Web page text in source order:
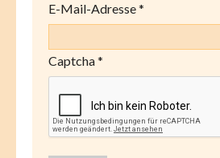
E-Mail-Adresse*
Captcha*